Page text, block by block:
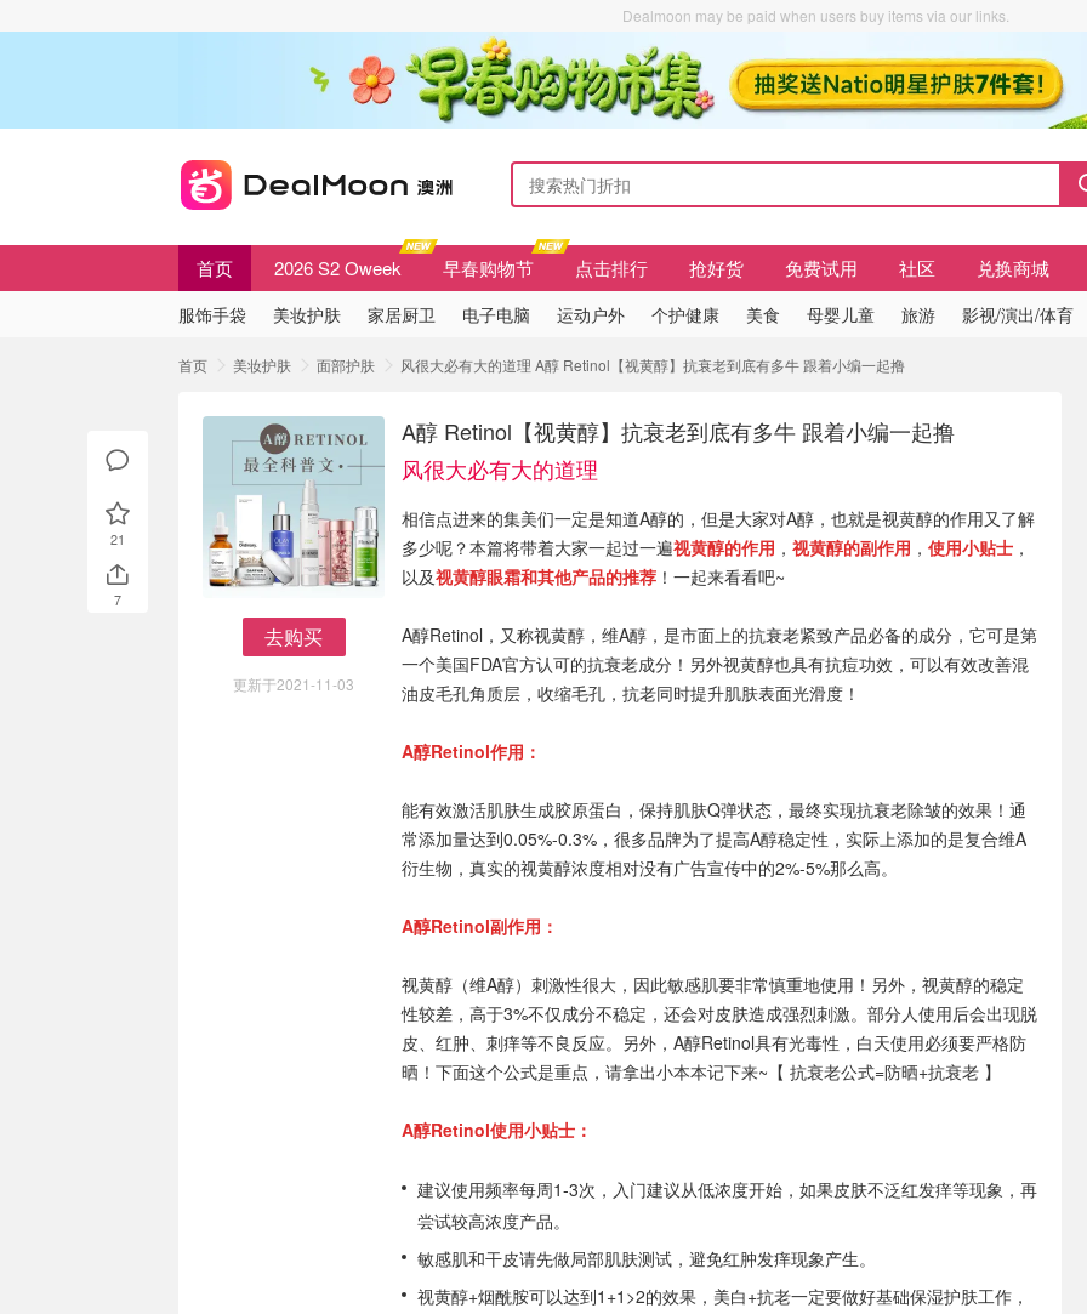
Dealmoon may be paid when users buy items via our links.
首页 2026 S2 Oweek 早春购物节 点击排行 抢好货 免费试用 社区 兑换商城
服饰手袋 美妆护肤 家居厨卫 电子电脑 运动户外 个护健康 美食 母婴儿童 旅游 影视/演出/体育
首页 美妆护肤 面部护肤 风很大必有大的道理 A醇 Retinol【视黄醇】抗衰老到底有多牛 跟着小编一起撸
去购买
更新于2021-11-03
A醇 Retinol【视黄醇】抗衰老到底有多牛 跟着小编一起撸
风很大必有大的道理
相信点进来的集美们一定是知道A醇的，但是大家对A醇，也就是视黄醇的作用又了解
多少呢？本篇将带着大家一起过一遍视黄醇的作用 ， 视黄醇的副作用 ， 使用小贴士 ，
以及视黄醇眼霜和其他产品的推荐 ！一起来看看吧~
A醇Retinol，又称视黄醇，维A醇，是市面上的抗衰老紧致产品必备的成分，它可是第
一个美国FDA官方认可的抗衰老成分！另外视黄醇也具有抗痘功效，可以有效改善混
油皮毛孔角质层，收缩毛孔，抗老同时提升肌肤表面光滑度！
A醇Retinol作用：
能有效激活肌肤生成胶原蛋白，保持肌肤Q弹状态，最终实现抗衰老除皱的效果！通
常添加量达到0.05%-0.3%，很多品牌为了提高A醇稳定性，实际上添加的是复合维A
衍生物，真实的视黄醇浓度相对没有广告宣传中的2%-5%那么高。
A醇Retinol副作用：
视黄醇（维A醇）刺激性很大，因此敏感肌要非常慎重地使用！另外，视黄醇的稳定
性较差，高于3%不仅成分不稳定，还会对皮肤造成强烈刺激。部分人使用后会出现脱
皮、红肿、刺痒等不良反应。另外，A醇Retinol具有光毒性，白天使用必须要严格防
晒！下面这个公式是重点，请拿出小本本记下来~【 抗衰老公式=防晒+抗衰老 】
A醇Retinol使用小贴士：
建议使用频率每周1-3次，入门建议从低浓度开始，如果皮肤不泛红发痒等现象，再
尝试较高浓度产品。
敏感肌和干皮请先做局部肌肤测试，避免红肿发痒现象产生。
视黄醇+烟酰胺可以达到1+1>2的效果，美白+抗老一定要做好基础保湿护肤工作，
21
7